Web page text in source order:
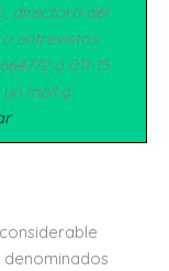
directora del
entrevistas
ó 011-15-
mail a